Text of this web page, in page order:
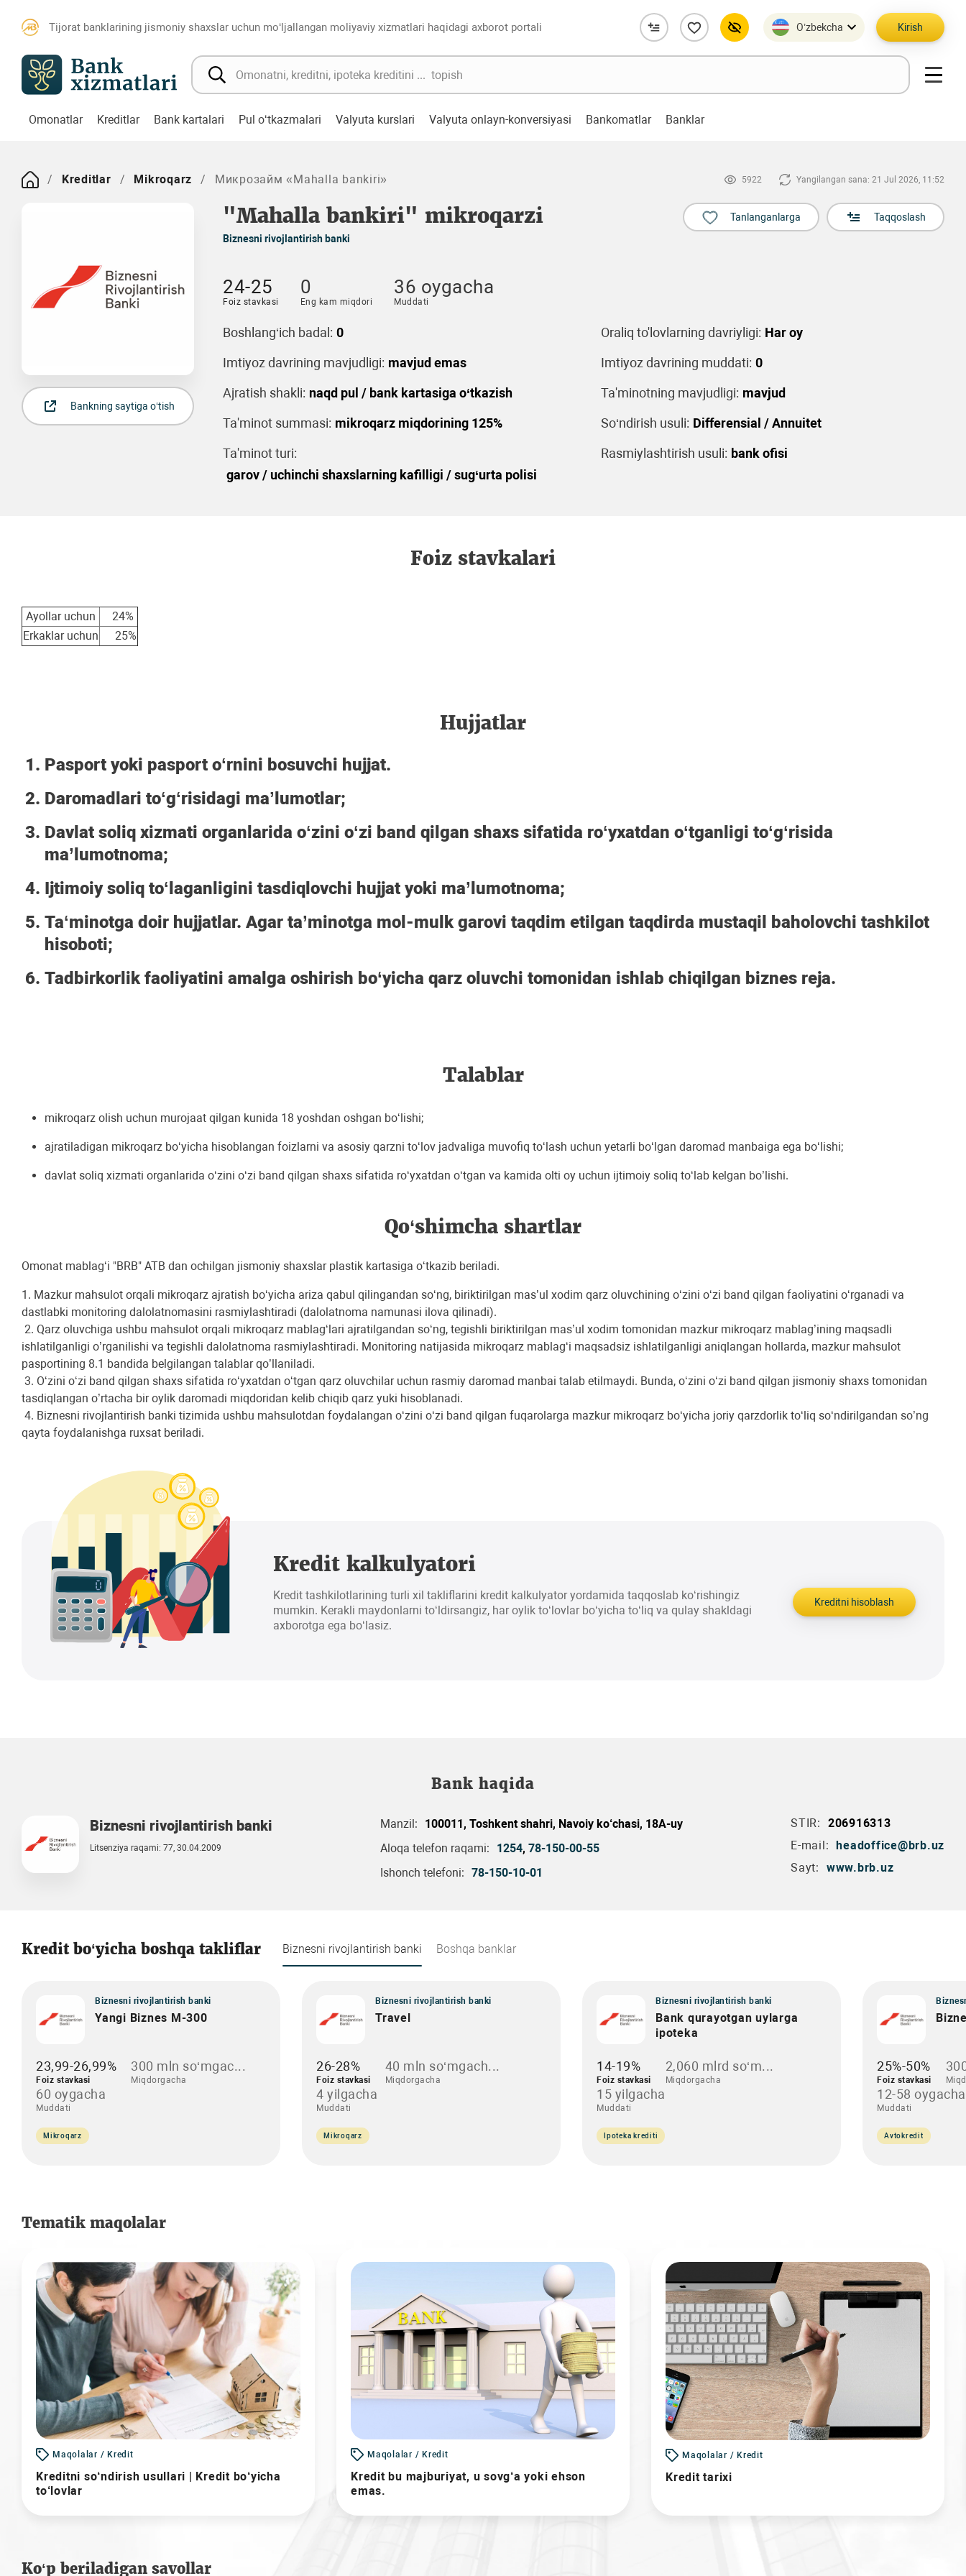
Tijorat banklarining jismoniy shaxslar uchun mo‘ljallangan moliyaviy xizmatlari haqidagi axborot portali O’zbekcha Kirish
Omonatlar Kreditlar Bank kartalari Pul o‘tkazmalari Valyuta kurslari Valyuta onlayn-konversiyasi Bankomatlar Banklar
Kreditlar Mikroqarz Микрозайм «Mahalla bankiri» 5922 Yangilangan sana: 21 Jul 2026, 11:52
"Mahalla bankiri" mikroqarzi
Biznesni rivojlantirish banki
Tanlanganlarga Taqqoslash
Bankning saytiga o‘tish
24-25
Foiz stavkasi
0
Eng kam miqdori
36 oygacha
Muddati
Boshlang‘ich badal: 0 Oraliq to'lovlarning davriyligi: Har oy
Imtiyoz davrining mavjudligi: mavjud emas Imtiyoz davrining muddati: 0
Ajratish shakli: naqd pul / bank kartasiga o‘tkazish Ta'minotning mavjudligi: mavjud
Ta'minot summasi: mikroqarz miqdorining 125% So‘ndirish usuli: Differensial / Annuitet
Ta'minot turi:
garov / uchinchi shaxslarning kafilligi / sug‘urta polisi
Rasmiylashtirish usuli: bank ofisi
Foiz stavkalari
Ayollar uchun
24%
Erkaklar uchun
25%
Hujjatlar
Pasport yoki pasport oʻrnini bosuvchi hujjat.
Daromadlari toʻgʻrisidagi maʼlumotlar;
Davlat soliq xizmati organlarida oʻzini oʻzi band qilgan shaxs sifatida roʻyxatdan oʻtganligi toʻgʻrisida
ma’lumotnoma;
Ijtimoiy soliq toʻlaganligini tasdiqlovchi hujjat yoki ma’lumotnoma;
Taʻminotga doir hujjatlar. Agar ta’minotga mol-mulk garovi taqdim etilgan taqdirda mustaqil baholovchi tashkilot
hisoboti;
Tadbirkorlik faoliyatini amalga oshirish bo‘yicha qarz oluvchi tomonidan ishlab chiqilgan biznes reja.
Talablar
mikroqarz olish uchun murojaat qilgan kunida 18 yoshdan oshgan boʻlishi;
ajratiladigan mikroqarz boʻyicha hisoblangan foizlarni va asosiy qarzni toʻlov jadvaliga muvofiq toʻlash uchun yetarli boʻlgan daromad manbaiga ega boʻlishi;
davlat soliq xizmati organlarida oʻzini oʻzi band qilgan shaxs sifatida roʻyxatdan oʻtgan va kamida olti oy uchun ijtimoiy soliq toʻlab kelgan bo’lishi.
Qo‘shimcha shartlar
Omonat mablagʻi "BRB" ATB dan ochilgan jismoniy shaxslar plastik kartasiga oʻtkazib beriladi.
1. Mazkur mahsulot orqali mikroqarz ajratish bo‘yicha ariza qabul qilingandan so‘ng, biriktirilgan mas’ul xodim qarz oluvchining o‘zini o‘zi band qilgan faoliyatini o‘rganadi va
dastlabki monitoring dalolatnomasini rasmiylashtiradi (dalolatnoma namunasi ilova qilinadi).
2. Qarz oluvchiga ushbu mahsulot orqali mikroqarz mablag‘lari ajratilgandan so‘ng, tegishli biriktirilgan mas’ul xodim tomonidan mazkur mikroqarz mablag’ining maqsadli
ishlatilganligi o’rganilishi va tegishli dalolatnoma rasmiylashtiradi. Monitoring natijasida mikroqarz mablag‘i maqsadsiz ishlatilganligi aniqlangan hollarda, mazkur mahsulot
pasportining 8.1 bandida belgilangan talablar qo’llaniladi.
3. Oʻzini oʻzi band qilgan shaxs sifatida roʻyxatdan oʻtgan qarz oluvchilar uchun rasmiy daromad manbai talab etilmaydi. Bunda, oʻzini oʻzi band qilgan jismoniy shaxs tomonidan
tasdiqlangan o’rtacha bir oylik daromadi miqdoridan kelib chiqib qarz yuki hisoblanadi.
4. Biznesni rivojlantirish banki tizimida ushbu mahsulotdan foydalangan oʻzini oʻzi band qilgan fuqarolarga mazkur mikroqarz bo‘yicha joriy qarzdorlik toʻliq soʻndirilgandan so’ng
qayta foydalanishga ruxsat beriladi.
Kredit kalkulyatori
Kredit tashkilotlarining turli xil takliflarini kredit kalkulyator yordamida taqqoslab ko‘rishingiz
mumkin. Kerakli maydonlarni to‘ldirsangiz, har oylik to‘lovlar bo‘yicha to‘liq va qulay shakldagi
axborotga ega bo‘lasiz.
Kreditni hisoblash
Bank haqida
Biznesni rivojlantirish banki
Litsenziya raqami: 77, 30.04.2009
Manzil:
100011, Toshkent shahri, Navoiy ko‘chasi, 18A-uy
Aloqa telefon raqami:
1254, 78-150-00-55
Ishonch telefoni: 78-150-10-01
STIR:
206916313
E-mail: headoffice@brb.uz
Sayt:
www.brb.uz
Kredit bo‘yicha boshqa takliflar Biznesni rivojlantirish banki Boshqa banklar
Biznesni rivojlantirish banki
Yangi Biznes M-300
23,99-26,99%
Foiz stavkasi
300 mln so‘mgac...
Miqdorgacha
60 oygacha
Muddati
Mikroqarz
Biznesni rivojlantirish banki
Travel
26-28%
Foiz stavkasi
40 mln so‘mgach...
Miqdorgacha
4 yilgacha
Muddati
Mikroqarz
Biznesni rivojlantirish banki
Bank qurayotgan uylarga
ipoteka
14-19%
Foiz stavkasi
2,060 mlrd so‘m...
Miqdorgacha
15 yilgacha
Muddati
Ipoteka krediti
25%-50%
Foiz stavkasi
12-58 oygacha
Muddati
Avtokredit
Tematik maqolalar
Maqolalar / Kredit
Kreditni so‘ndirish usullari | Kredit bo‘yicha
to‘lovlar
Maqolalar / Kredit
Kredit bu majburiyat, u sovg‘a yoki ehson
emas.
Maqolalar / Kredit
Kredit tarixi
Ko‘p beriladigan savollar